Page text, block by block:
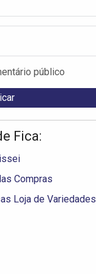
público
Fica:
Compras
Loja de Variedades